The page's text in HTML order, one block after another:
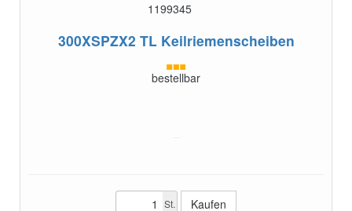
1199345
300XSPZX2 TL Keilriemenscheiben
bestellbar
St.